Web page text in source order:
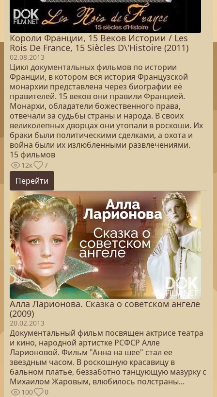
Короли Франции, 15 Веков Истории / Les
Rois De France, 15 Siècles D\'Histoire (2011)
02.08.2013
Цикл документальных фильмов по истории
Франции, в котором вся история Французской
монархии представлена через биографии её
правителей. 15 веков они правили Францией.
Монархи, обладатели божественного права,
отвечали за судьбы страны и народа. В своих
великолепных дворцах они утопали в роскоши. Их
браки были политическими сделками, а охота и
война были их излюбленными развлечениями.
15 фильмов
12к 7
Перейти
Алла Ларионова. Сказка о советском ангеле
(2009)
20.02.2013
Документальный фильм посвящен актрисе театра
и кино, народной артистке РСФСР Алле
Ларионовой. Фильм "Анна на шее" стал ее
звездным часом. В роскошную красавицу в
бальном платье, беззаботно танцующую мазурку с
Михаилом Жаровым, влюбилось полстраны...
100 0